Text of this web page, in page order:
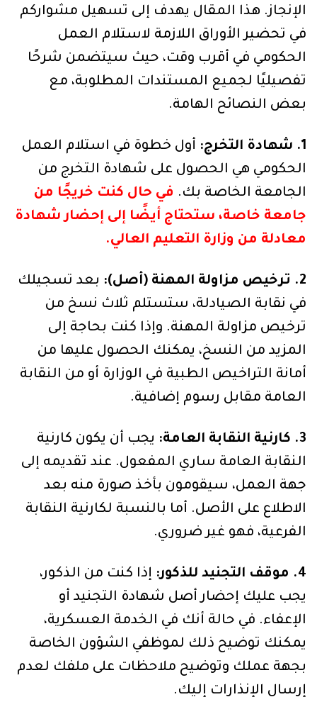
الإنجاز. هذا المقال يهدف إلى تسهيل مشواركم
في تحضير الأوراق اللازمة لاستلام العمل
الحكومي في أقرب وقت، حيث سيتضمن شرحًا
تفصيليًا لجميع المستندات المطلوبة، مع
بعض النصائح الهامة.
1. شهادة التخرج:
أول خطوة في استلام العمل
الحكومي هي الحصول على شهادة التخرج من
الجامعة الخاصة بك. في حال كنت خريجًا من
جامعة خاصة، ستحتاج أيضًا إلى إحضار شهادة
معادلة من وزارة التعليم العالي.
2. ترخيص مزاولة المهنة (أصل):
بعد تسجيلك
في نقابة الصيادلة، ستستلم ثلاث نسخ من
ترخيص مزاولة المهنة. وإذا كنت بحاجة إلى
المزيد من النسخ، يمكنك الحصول عليها من
أمانة التراخيص الطبية في الوزارة أو من النقابة
العامة مقابل رسوم إضافية.
3. كارنية النقابة العامة:
يجب أن يكون كارنية
النقابة العامة ساري المفعول. عند تقديمه إلى
جهة العمل، سيقومون بأخذ صورة منه بعد
الاطلاع على الأصل. أما بالنسبة لكارنية النقابة
الفرعية، فهو غير ضروري.
4. موقف التجنيد للذكور:
إذا كنت من الذكور،
يجب عليك إحضار أصل شهادة التجنيد أو
الإعفاء. في حالة أنك في الخدمة العسكرية،
يمكنك توضيح ذلك لموظفي الشؤون الخاصة
بجهة عملك وتوضيح ملاحظات على ملفك لعدم
إرسال الإنذارات إليك.